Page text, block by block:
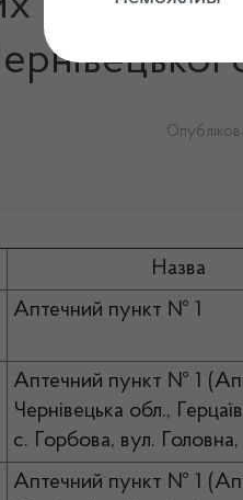
Назва
Аптечний пункт № 1
Аптечний пункт № 1
Чернівецька обл.,
с. Горбова, вул.
Аптечний пункт № 1